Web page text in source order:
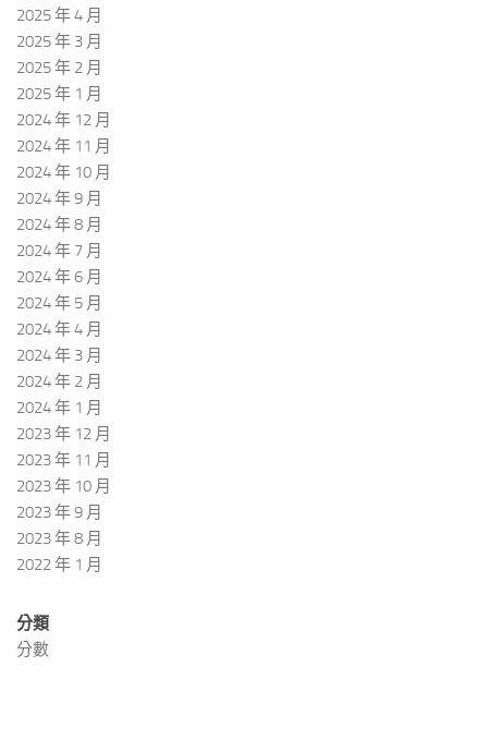
2025 年 4 月
2025 年 3 月
2025 年 2 月
2025 年 1 月
2024 年 12 月
2024 年 11 月
2024 年 10 月
2024 年 9 月
2024 年 8 月
2024 年 7 月
2024 年 6 月
2024 年 5 月
2024 年 4 月
2024 年 3 月
2024 年 2 月
2024 年 1 月
2023 年 12 月
2023 年 11 月
2023 年 10 月
2023 年 9 月
2023 年 8 月
2022 年 1 月
分類
分數